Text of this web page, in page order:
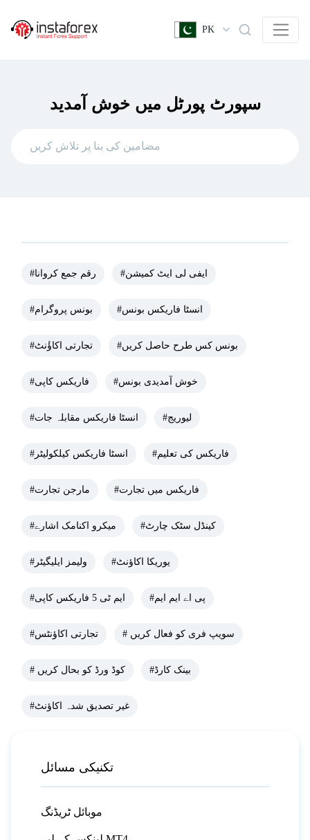
PK
سپورٹ پورٹل میں خوش آمدید
#رقم جمع کروانا #ایفی لی ایٹ کمیشن
#بونس پروگرام #انسٹا فاریکس بونس
#تجارتی اکاؤٔنٹ #بونس کس طرح حاصل کریں
#فاریکس کاپی #خوش آمدیدی بونس
#انسٹا فاریکس مقابلہ جات #لیوریج
#انسٹا فاریکس کیلکولیٹر #فاریکس کی تعلیم
#مارجن تجارت #فاریکس میں تجارت
#میکرو اکنامک اشارے #کینڈل سٹک چارٹ
#ولیمز ایلیگیٹر #یوریکا اکاؤنٹ
#ایم ٹی 5 فاریکس کاپی #پی اے ایم ایم
#تجارتی اکاؤنٹس # سویپ فری کو فعال کریں
# کوڈ ورڈ کو بحال کریں #بینک کارڈ
#غیر تصدیق شدہ اکاؤنٹ
تکنیکی مسائل
موبائل ٹریڈنگ